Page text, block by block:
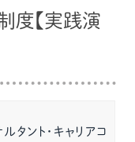
度【実践演
タント・キャリアコ